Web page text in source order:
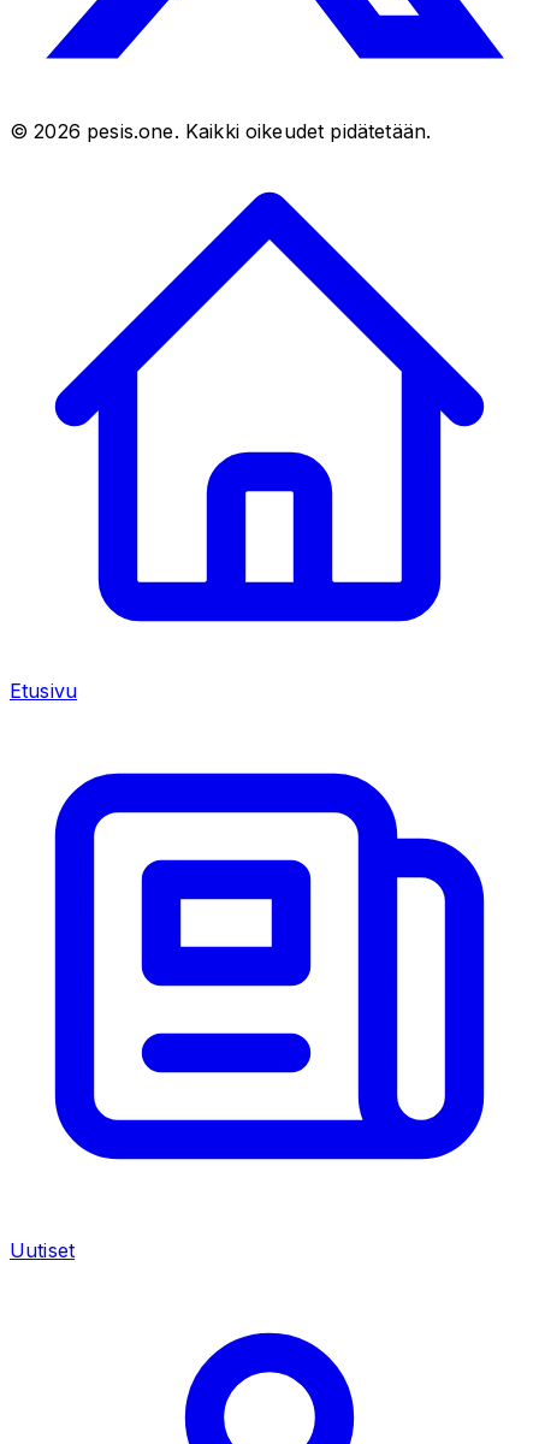
©2026 pesis.one. Kaikki oikeudet pidätetään.
Etusivu
Uutiset